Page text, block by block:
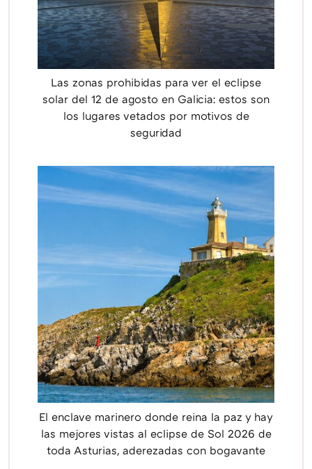
Las zonas prohibidas para ver el eclipse
solar del 12 de agosto en Galicia: estos son
los lugares vetados por motivos de
seguridad
El enclave marinero donde reina la paz y hay
las mejores vistas al eclipse de Sol 2026 de
toda Asturias, aderezadas con bogavante